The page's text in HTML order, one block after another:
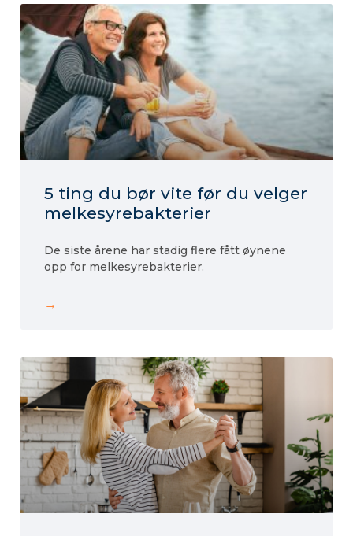
5 ting du bør vite før du velger
melkesyrebakterier
De siste årene har stadig flere fått øynene
opp for melkesyrebakterier.
→